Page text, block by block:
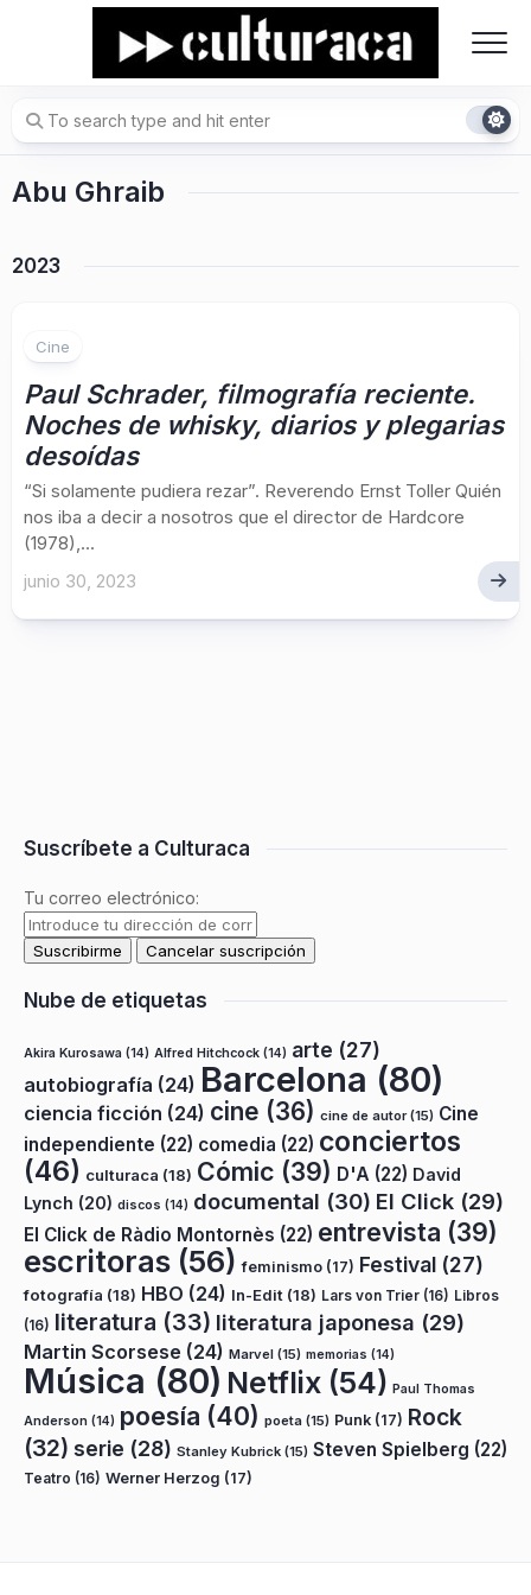
Abu Ghraib
2023
Cine
Paul Schrader, filmografía reciente.
Noches de whisky, diarios y plegarias
desoídas
“Si solamente pudiera rezar”. Reverendo Ernst Toller Quién
nos iba a decir a nosotros que el director de Hardcore
(1978),...
junio 30, 2023
Suscríbete a Culturaca
Tu correo electrónico:
Nube de etiquetas
Akira Kurosawa (14) Alfred Hitchcock (14) arte (27)
autobiografía (24) Barcelona (80)
ciencia ficción (24) cine (36) cine de autor(15) Cine
independiente (22) comedia (22) conciertos
(46) culturaca (18) Cómic (39) D'A (22) David
Lynch (20) discos (14) documental (30) El Click (29)
El Click de Ràdio Montornès (22) entrevista (39)
escritoras (56) feminismo (17) Festival (27)
fotografía (18) HBO (24) In-Edit (18) Lars von Trier (16) Libros
(16) literatura (33) literatura japonesa (29)
Martin Scorsese (24) Marvel (15) memorias (14)
Música (80) Netflix (54) Paul Thomas
Anderson (14) poesía (40) poeta (15) Punk (17) Rock
(32) serie (28) Stanley Kubrick (15) Steven Spielberg (22)
Teatro (16) Werner Herzog (17)